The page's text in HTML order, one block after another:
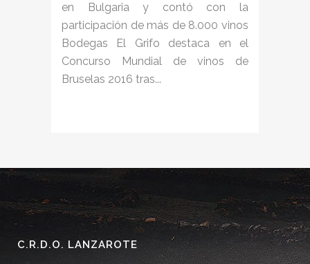
en Bulgaria y contó con la
participación de más de 8.000 vinos
Bodegas El Grifo destaca en el
Concurso Mundial de vinos de
Bruselas 2016 tras...
C.R.D.O. LANZAROTE